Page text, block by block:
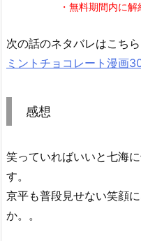
・無料期間内に
次の話のネタバレはこち
ミントチョコレート漫画
感想
笑っていればいいと七海
す。
京平も普段見せない笑顔
か。。